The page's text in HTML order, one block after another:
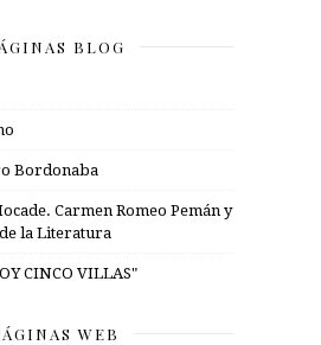
BLOG
Bordonaba
Carmen Romeo Pemán y
la Literatura
CINCO VILLAS"
WEB